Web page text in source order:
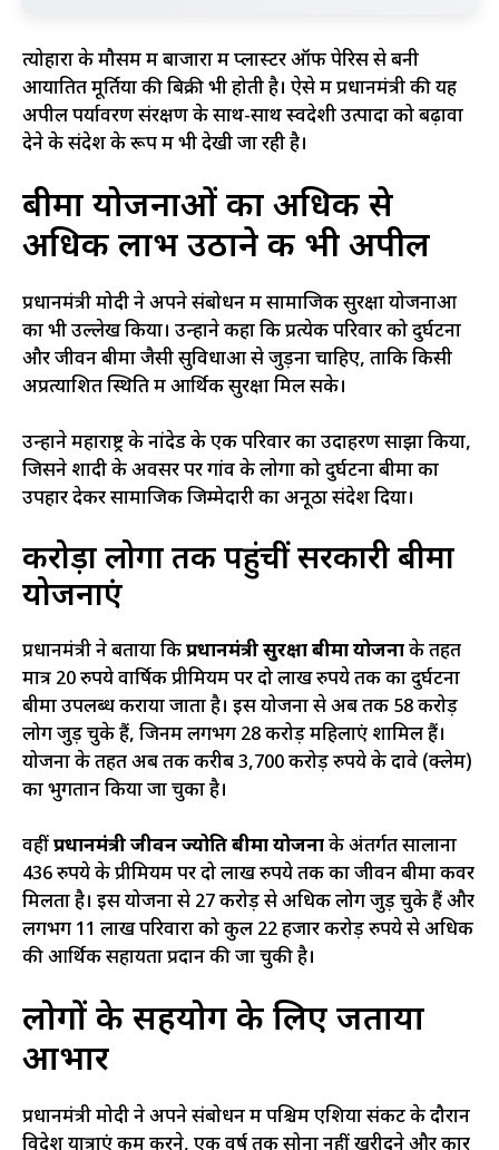
त्योहारों के मौसम में बाजारों में प्लास्टर ऑफ पेरिस से बनी
आयातित मूर्तियों की बिक्री भी होती है। ऐसे में प्रधानमंत्री की यह
अपील पर्यावरण संरक्षण के साथ-साथ स्वदेशी उत्पादों को बढ़ावा
देने के संदेश के रूप में भी देखी जा रही है।
बीमा योजनाओं का अधिक से
अधिक लाभ उठाने की भी अपील
प्रधानमंत्री मोदी ने अपने संबोधन में सामाजिक सुरक्षा योजनाओं
का भी उल्लेख किया। उन्होंने कहा कि प्रत्येक परिवार को दुर्घटना
और जीवन बीमा जैसी सुविधाओं से जुड़ना चाहिए, ताकि किसी
अप्रत्याशित स्थिति में आर्थिक सुरक्षा मिल सके।
उन्होंने महाराष्ट्र के नांदेड के एक परिवार का उदाहरण साझा किया,
जिसने शादी के अवसर पर गांव के लोगों को दुर्घटना बीमा का
उपहार देकर सामाजिक जिम्मेदारी का अनूठा संदेश दिया।
करोड़ों लोगों तक पहुंचीं सरकारी बीमा
योजनाएं
प्रधानमंत्री ने बताया किप्रधानमंत्री सुरक्षा बीमा योजनाके तहत
मात्र 20 रुपये वार्षिक प्रीमियम पर दो लाख रुपये तक का दुर्घटना
बीमा उपलब्ध कराया जाता है। इस योजना से अब तक 58 करोड़
लोग जुड़ चुके हैं, जिनमें लगभग 28 करोड़ महिलाएं शामिल हैं।
योजना के तहत अब तक करीब 3,700 करोड़ रुपये के दावे (क्लेम)
का भुगतान किया जा चुका है।
वहींप्रधानमंत्री जीवन ज्योति बीमा योजनाके अंतर्गत सालाना
436 रुपये के प्रीमियम पर दो लाख रुपये तक का जीवन बीमा कवर
मिलता है। इस योजना से 27 करोड़ से अधिक लोग जुड़ चुके हैं और
लगभग 11 लाख परिवारों को कुल 22 हजार करोड़ रुपये से अधिक
की आर्थिक सहायता प्रदान की जा चुकी है।
लोगों के सहयोग के लिए जताया
आभार
प्रधानमंत्री मोदी ने अपने संबोधन में पश्चिम एशिया संकट के दौरान